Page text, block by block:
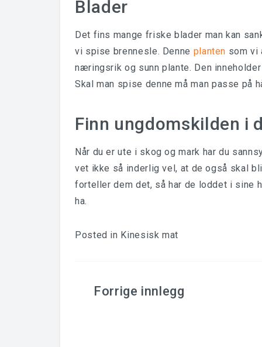
Blader
Det fins mange friske blader man kan
vi spise brennesle. Denne planten som vi
næringsrik og sunn plante. Den
Skal man spise denne må man passe på
Finn ungdomskilden i
Når du er ute i skog og mark har du
vet ikke så inderlig vel, at de også skal
forteller dem det, så har de loddet i sine
ha.
Posted in Kinesisk mat
Innleggsnavigering